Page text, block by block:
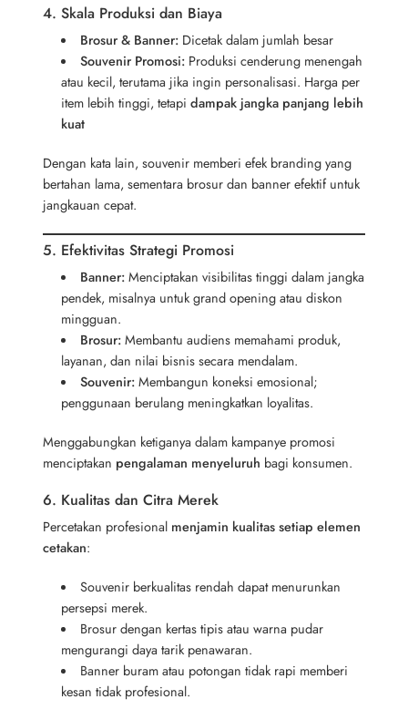
4. Skala Produksi dan Biaya
Brosur & Banner:Dicetak dalam jumlah besar
Souvenir Promosi:Produksi cenderung menengah
atau kecil, terutama jika ingin personalisasi. Harga per
item lebih tinggi, tetapidampak jangka panjang lebih
kuat
Dengan kata lain, souvenir memberi efek branding yang
bertahan lama, sementara brosur dan banner efektif untuk
jangkauan cepat.
5. Efektivitas Strategi Promosi
Banner:Menciptakan visibilitas tinggi dalam jangka
pendek, misalnya untuk grand opening atau diskon
mingguan.
Brosur:Membantu audiens memahami produk,
layanan, dan nilai bisnis secara mendalam.
Souvenir:Membangun koneksi emosional;
penggunaan berulang meningkatkan loyalitas.
Menggabungkan ketiganya dalam kampanye promosi
menciptakan pengalaman menyeluruh bagi konsumen.
6. Kualitas dan Citra Merek
Percetakan profesional menjamin kualitas setiap elemen
cetakan:
Souvenir berkualitas rendah dapat menurunkan
persepsi merek.
Brosur dengan kertas tipis atau warna pudar
mengurangi daya tarik penawaran.
Banner buram atau potongan tidak rapi memberi
kesan tidak profesional.